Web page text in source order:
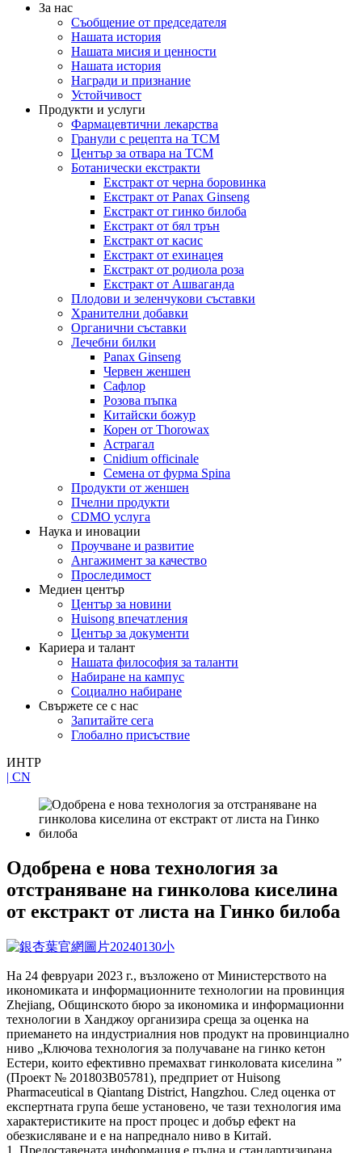
За нас
Съобщение от председателя
Нашата история
Нашата мисия и ценности
Нашата история
Награди и признание
Устойчивост
Продукти и услуги
Фармацевтични лекарства
Гранули с рецепта на TCM
Център за отвара на TCM
Ботанически екстракти
Екстракт от черна боровинка
Екстракт от Panax Ginseng
Екстракт от гинко билоба
Екстракт от бял трън
Екстракт от касис
Екстракт от ехинацея
Екстракт от родиола роза
Екстракт от Ашваганда
Плодови и зеленчукови съставки
Хранителни добавки
Органични съставки
Лечебни билки
Panax Ginseng
Червен женшен
Сафлор
Розова пъпка
Китайски божур
Корен от Thorowax
Астрагал
Cnidium officinale
Семена от фурма Spina
Продукти от женшен
Пчелни продукти
CDMO услуга
Наука и иновации
Проучване и развитие
Ангажимент за качество
Проследимост
Медиен център
Център за новини
Huisong впечатления
Център за документи
Кариера и талант
Нашата философия за таланти
Набиране на кампус
Социално набиране
Свържете се с нас
Запитайте сега
Глобално присъствие
ИНТР
| CN
Одобрена е нова технология за
отстраняване на гинколова киселина
от екстракт от листа на Гинко билоба
На 24 февруари 2023 г., възложено от Министерството на
икономиката и информационните технологии на провинция
Zhejiang, Общинското бюро за икономика и информационни
технологии в Ханджоу организира среща за оценка на
приемането на индустриалния нов продукт на провинциално
ниво „Ключова технология за получаване на гинко кетон
Естери, които ефективно премахват гинколовата киселина ”
(Проект № 201803B05781), предприет от Huisong
Pharmaceutical в Qiantang District, Hangzhou. След оценка от
експертната група беше установено, че тази технология има
характеристиките на прост процес и добър ефект на
обезкисляване и е на напреднало ниво в Китай.